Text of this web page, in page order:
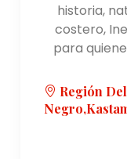
historia,
costero,
para
Región